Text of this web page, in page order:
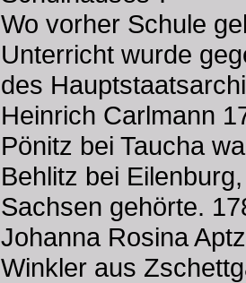
Wo vorher Schule
Unterricht wurde
des
Heinrich Carlmann
Pönitz bei Taucha
Behlitz bei
Sachsen gehörte.
Johanna Rosina
Winkler aus